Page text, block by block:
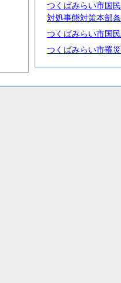
つくばみらい市国
対処事態対策本部
つくばみらい市国
つくばみらい市罹